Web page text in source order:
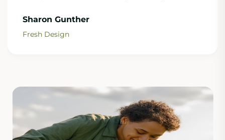
Alex Rony
Fresh Design